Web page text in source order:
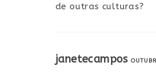
de outras culturas?
janetecampos